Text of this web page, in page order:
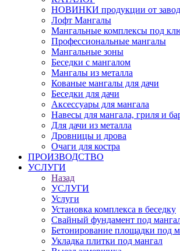
НОВИНКИ продукции от
Лофт Мангалы
Мангальные комплексы под
Профессиональные мангалы
Мангальные зоны
Беседки с мангалом
Мангалы из металла
Кованые мангалы для дачи
Беседки для дачи
Аксессуары для мангала
Навесы для мангала, гриля и
Для дачи из металла
Дровницы и дрова
Очаги для костра
ПРОИЗВОДСТВО
УСЛУГИ
Назад
УСЛУГИ
Услуги
Установка комплекса в беседку
Свайный фундамент под
Бетонирование площадки под
Укладка плитки под мангал